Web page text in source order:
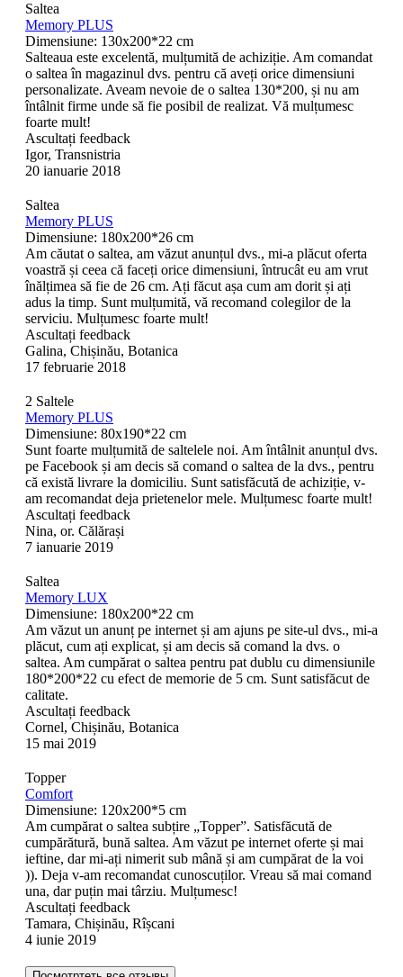
Saltea
Memory PLUS
Dimensiune: 130х200*22 cm
Salteaua este excelentă, mulțumită de achiziție. Am comandat
o saltea în magazinul dvs. pentru că aveți orice dimensiuni
personalizate. Aveam nevoie de o saltea 130*200, și nu am
întâlnit firme unde să fie posibil de realizat. Vă mulțumesc
foarte mult!
Ascultați feedback
Igor, Transnistria
20 ianuarie 2018
Saltea
Memory PLUS
Dimensiune: 180x200*26 cm
Am căutat o saltea, am văzut anunțul dvs., mi-a plăcut oferta
voastră și ceea că faceți orice dimensiuni, întrucât eu am vrut
înălțimea să fie de 26 cm. Ați făcut așa cum am dorit și ați
adus la timp. Sunt mulțumită, vă recomand colegilor de la
serviciu. Mulțumesc foarte mult!
Ascultați feedback
Galina, Chișinău, Botanica
17 februarie 2018
2 Saltele
Memory PLUS
Dimensiune: 80x190*22 cm
Sunt foarte mulțumită de saltelele noi. Am întâlnit anunțul dvs.
pe Facebook și am decis să comand o saltea de la dvs., pentru
că există livrare la domiciliu. Sunt satisfăcută de achiziție, v-
am recomandat deja prietenelor mele. Mulțumesc foarte mult!
Ascultați feedback
Nina, or. Călărași
7 ianuarie 2019
Saltea
Memory LUX
Dimensiune: 180x200*22 cm
Am văzut un anunț pe internet și am ajuns pe site-ul dvs., mi-a
plăcut, cum ați explicat, și am decis să comand la dvs. o
saltea. Am cumpărat o saltea pentru pat dublu cu dimensiunile
180*200*22 cu efect de memorie de 5 cm. Sunt satisfăcut de
calitate.
Ascultați feedback
Cornel, Chișinău, Botanica
15 mai 2019
Topper
Comfort
Dimensiune: 120x200*5 cm
Am cumpărat o saltea subțire „Topper”. Satisfăcută de
cumpărătură, bună saltea. Am văzut pe internet oferte și mai
ieftine, dar mi-ați nimerit sub mână și am cumpărat de la voi
)). Deja v-am recomandat cunoscuților. Vreau să mai comand
una, dar puțin mai târziu. Mulțumesc!
Ascultați feedback
Tamara, Chișinău, Rîșcani
4 iunie 2019